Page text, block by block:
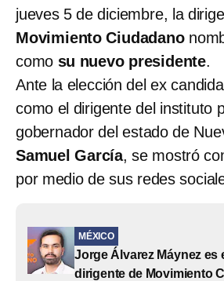
jueves 5 de diciembre, la
Movimiento Ciudadano
como su nuevo presidente.
Ante la elección del ex
como el dirigente del instituto
gobernador del estado de
Samuel García, se mostró
por medio de sus redes
MÉXICO
Jorge Álvarez Máynez es
dirigente de Movimiento